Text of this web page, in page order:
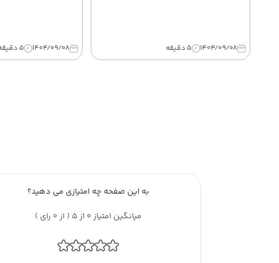
1404/09/08 5 دقیقه 1404/09/08 5 دقیقه
به این صفحه چه امتیازی می دهید؟
میانگین امتیاز 0 از 5 ( از 0 رای )